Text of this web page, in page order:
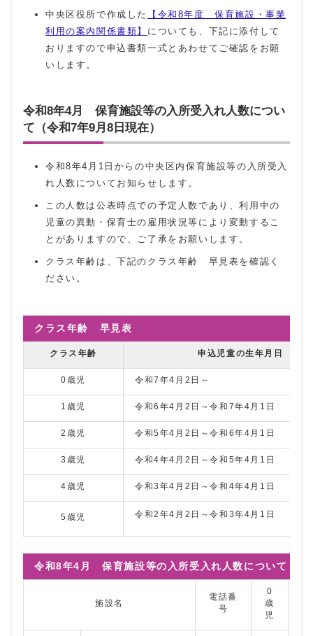
中央区役所で作成した
【令和8年度 保育施設・事業
利用の案内関係書類】 についても、下記に添付して
おりますので申込書類一式とあわせてご確認をお願
いします。
令和8年4月 保育施設等の入所受入れ人数につい
て（令和7年9月8日現在）
令和8年4月1日からの中央区内保育施設等の入所受入
れ人数についてお知らせします。
この人数は公表時点での予定人数であり、利用中の
児童の異動・保育士の雇用状況等により変動するこ
とがありますので、ご了承をお願いします。
クラス年齢は、下記のクラス年齢 早見表を確認く
ださい。
クラス年齢 早見表
クラス年齢 申込児童の生年月日
0歳児 令和7年4月2日～
1歳児 令和6年4月2日～令和7年4月1日
2歳児 令和5年4月2日～令和6年4月1日
3歳児 令和4年4月2日～令和5年4月1日
4歳児 令和3年4月2日～令和4年4月1日
5歳児 令和2年4月2日～令和3年4月1日
令和8年4月 保育施設等の入所受入れ人数について（令
施設名
電話番
号
0
歳
児